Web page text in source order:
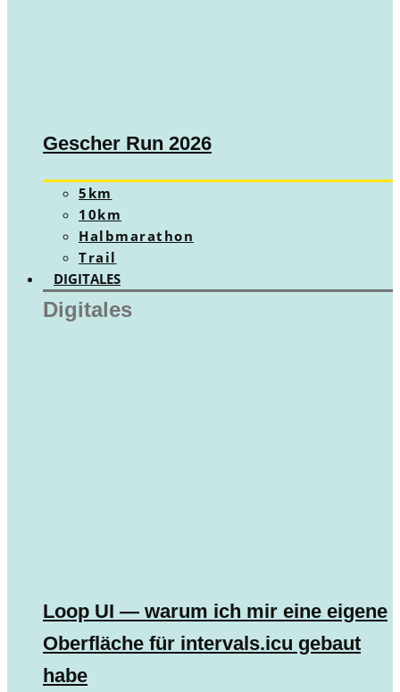
Gescher Run 2026
5km
10km
Halbmarathon
Trail
DIGITALES
Digitales
Loop UI — warum ich mir eine eigene
Oberfläche für intervals.icu gebaut
habe